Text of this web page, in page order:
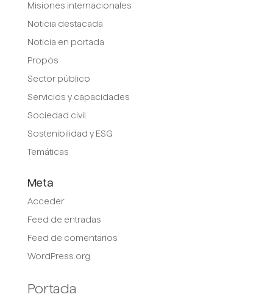
Misiones internacionales
Noticia destacada
Noticia en portada
Propós
Sector público
Servicios y capacidades
Sociedad civil
Sostenibilidad y ESG
Temáticas
Meta
Acceder
Feed de entradas
Feed de comentarios
WordPress.org
Portada